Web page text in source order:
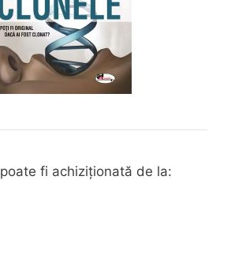
poate fi achiziționată de la: